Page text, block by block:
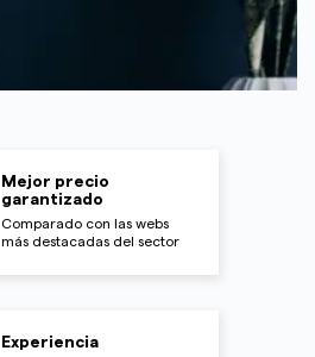
Mejor precio
garantizado
Comparado con las webs
más destacadas del sector
Experiencia